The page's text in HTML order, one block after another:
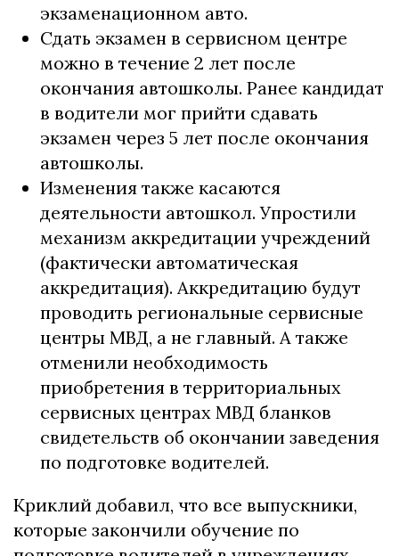
экзаменационном авто.
Сдать экзамен в сервисном центре
можно в течение 2 лет после
окончания автошколы. Ранее кандидат
в водители мог прийти сдавать
экзамен через 5 лет после окончания
автошколы.
Изменения также касаются
деятельности автошкол. Упростили
механизм аккредитации учреждений
(фактически автоматическая
аккредитация). Аккредитацию будут
проводить региональные сервисные
центры МВД, а не главный. А также
отменили необходимость
приобретения в территориальных
сервисных центрах МВД бланков
свидетельств об окончании заведения
по подготовке водителей.
Криклий добавил, что все выпускники,
которые закончили обучение по